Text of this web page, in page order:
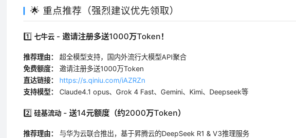
🌟 重点推荐（强烈建议优先领取）
1️⃣七牛云 - 邀请注册多送1000万Token！
推荐理由：
超全模型支持，国内外流行大模型API聚合
免费额度：
邀请注册多送1000万Token
直达链接：
https://s.qiniu.com/iAZRZn
支持模型：
Claude4.1 opus、Grok 4 Fast、Gemini、Kimi、Deepseek等
2️⃣硅基流动 - 送14元额度（约2000万Token）
推荐理由：
与华为云联合推出，基于昇腾云的DeepSeek R1 & V3推理服务